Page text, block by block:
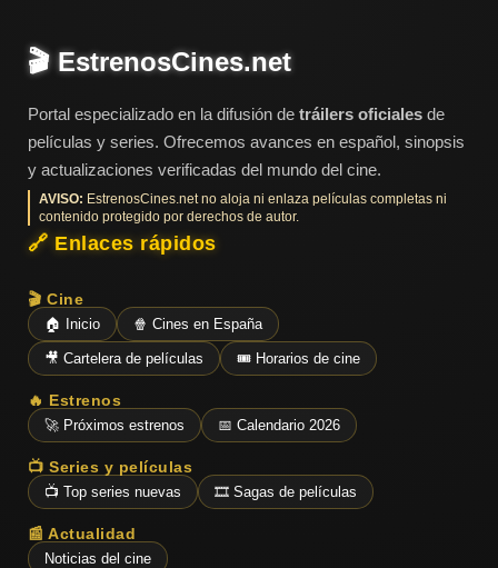
SERIES
Series
de TV y
Streaming
Plataformas
Streaming
ESTRENOS
CALENDARIO
Estrenos
de Cine
2026
🎬 EstrenosCines.net
Portal especializado en la difusión de tráilers oficiales de
películas y series. Ofrecemos avances en español, sinopsis
y actualizaciones verificadas del mundo del cine.
AVISO: EstrenosCines.net no aloja ni enlaza películas completas ni
contenido protegido por derechos de autor.
🔗 Enlaces rápidos
🎬 Cine
🏠 Inicio 🍿 Cines en España
🎥 Cartelera de películas 🎟️ Horarios de cine
🔥 Estrenos
🚀 Próximos estrenos 📅 Calendario 2026
📺 Series y películas
📺 Top series nuevas 🎞️ Sagas de películas
📰 Actualidad
Noticias del cine